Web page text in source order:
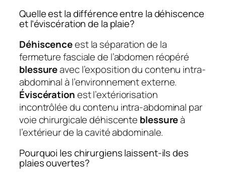
Quelle est la différence entre la déhiscence
et l’éviscération de la plaie?
Déhiscenceest la séparation de la
fermeture fasciale de l’abdomen réopéré
blessureavec l’exposition du contenu intra-
abdominal à l’environnement externe.
Éviscérationest l’extériorisation
incontrôlée du contenu intra-abdominal par
voie chirurgicale déhiscente blessureà
l’extérieur de la cavité abdominale.
Pourquoi les chirurgiens laissent-ils des
plaies ouvertes?